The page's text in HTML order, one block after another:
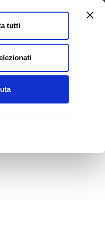
tutti
Seguici su Pagina